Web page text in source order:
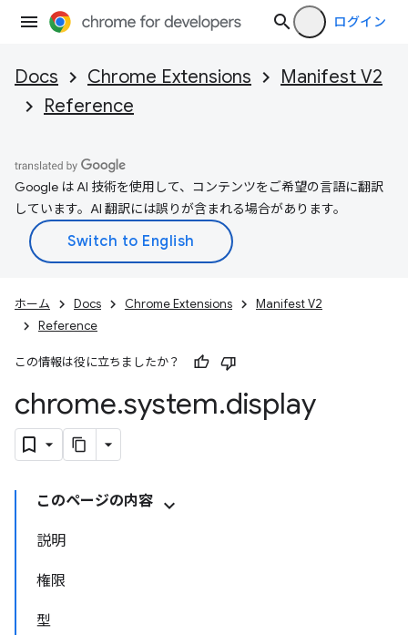
ログイン
Docs Chrome Extensions
Manifest V2
Reference
Google は AI 技術を使用して、コンテンツをご希望の言語に翻訳
しています。AI 翻訳には誤りが含まれる場合があります。
ホーム Docs Chrome Extensions
Manifest V2
Reference
この情報は役に立ちましたか？
chrome.system.display
このページの内容
説明
権限
型